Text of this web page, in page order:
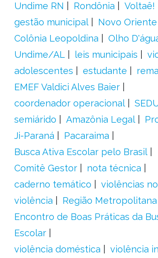
Undime RN
Rondônia Voltaê!
gestão municipal
Novo Oriente
Colônia Leopoldina
Olho
Undime/AL
leis municipais
adolescentes
estudante
EMEF Valdici Alves Baier
coordenador operacional
semiárido
Amazônia Legal
Ji-Paraná
Pacaraima
Busca Ativa Escolar pelo Brasil
Comitê Gestor
nota técnica
caderno temático
violências
violência
Região
Encontro de Boas Práticas da
Escolar
violência doméstica
violência